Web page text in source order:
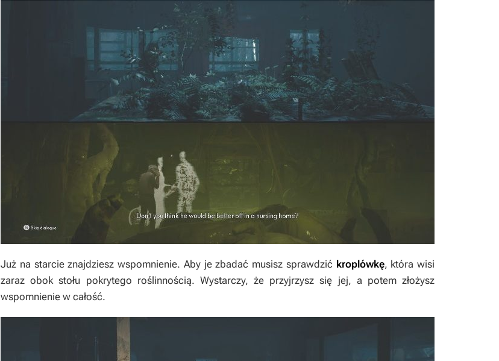
Już na starcie znajdziesz wspomnienie. Aby je zbadać musisz sprawdzić kroplówkę, która wisi
zaraz obok stołu pokrytego roślinnością. Wystarczy, że przyjrzysz się jej, a potem złożysz
wspomnienie w całość.